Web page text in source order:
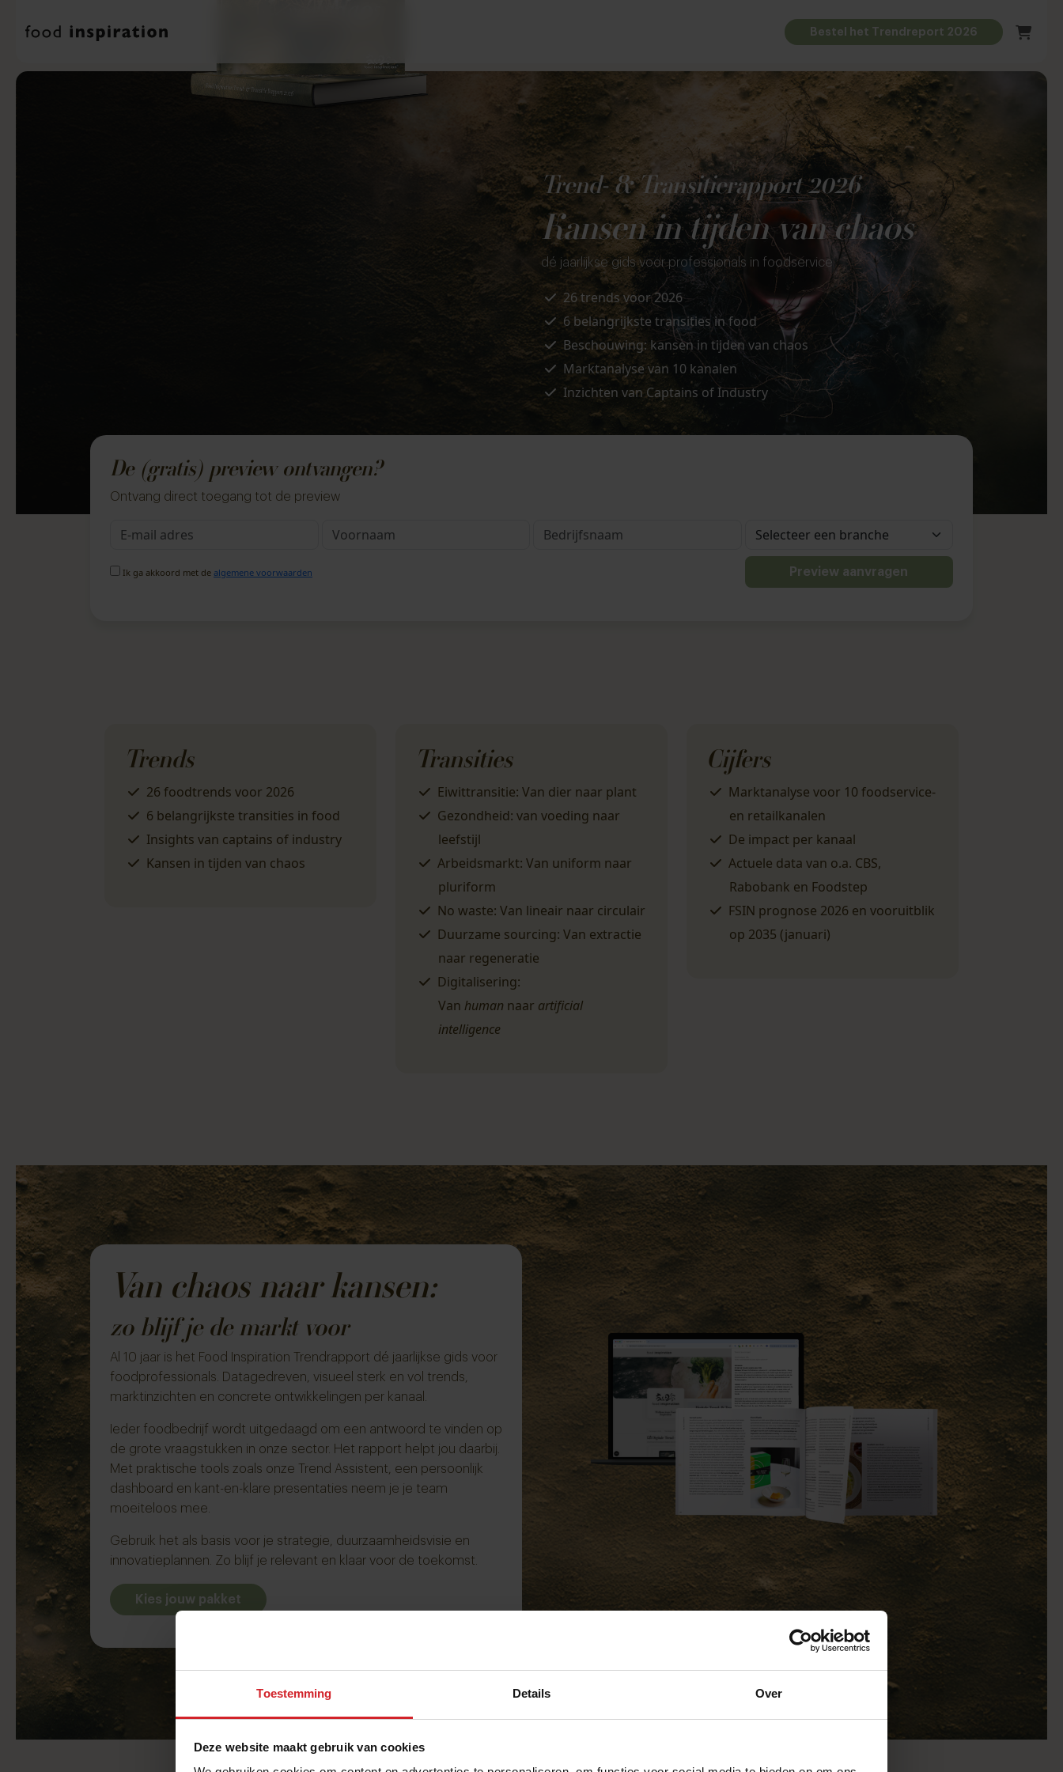
Toestemming Details Over
Deze website maakt gebruik van cookies
Bestel het Trendreport 2026
Trend- & Transitierapport 2026
Kansen in tijden van chaos
dé jaarlijkse gids voor professionals in foodservice
26 trendsvoor2026
6 belangrijkste transities in food
Beschouwing: kansen in tijden van chaos
Marktanalyse van 10 kanalen
Inzichten van Captains of Industry
De (gratis) preview ontvangen?
Ontvang direct toegang tot de preview
Ik ga akkoord met de algemene voorwaarden Preview aanvragen
Trends
26 foodtrends voor 2026
6 belangrijkste transities in food
Insights van captains of industry
Kansen in tijden van chaos
Transities
Eiwittransitie: Van dier naar plant
Gezondheid: van voeding naar
leefstijl
Arbeidsmarkt: Van uniform naar
pluriform
No waste: Van lineair naar circulair
Duurzame sourcing: Van extractie
naar regeneratie
Digitalisering:
Van human naar artificial
intelligence
Cijfers
Marktanalyse voor 10 foodservice-
en retailkanalen
De impact per kanaal
Actuele data van o.a. CBS,
Rabobank en Foodstep
FSIN prognose 2026 en vooruitblik
op 2035 (januari)
Van chaos naar kansen:
zo blijf je de markt voor
Al 10 jaar is het Food Inspiration Trendrapport dé jaarlijkse gids voor
foodprofessionals. Datagedreven, visueel sterk en vol trends,
marktinzichten en concrete ontwikkelingen per kanaal.
Ieder foodbedrijf wordt uitgedaagd om een antwoord te vinden op
de grote vraagstukken in onze sector. Het rapport helpt jou daarbij.
Met praktische tools zoals onze Trend Assistent, een persoonlijk
dashboard en kant-en-klare presentaties neem je je team
moeiteloos mee.
Gebruik het als basis voor je strategie, duurzaamheidsvisie en
innovatieplannen. Zo blijf je relevant en klaar voor de toekomst.
Kies jouw pakket